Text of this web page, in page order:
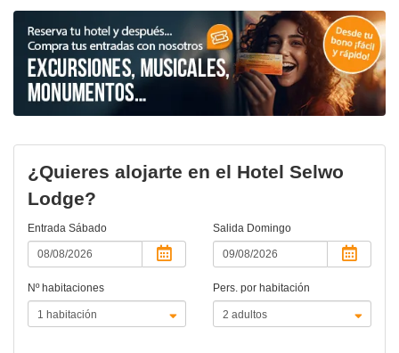
¿Quieres alojarte en el Hotel Selwo
Lodge?
Entrada Sábado Salida Domingo
Nº habitaciones Pers. por habitación